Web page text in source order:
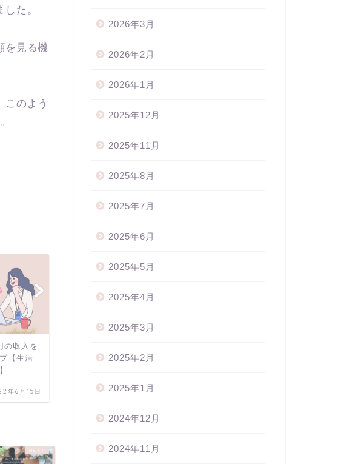
た。
を見る機
のよう
の収入を
【生活
年6月15日
リボン資格・リボン販売
ボンリース
大人のクリスマス
2022年12月3日
2026年3月
2026年2月
2026年1月
2025年12月
2025年11月
2025年8月
2025年7月
2025年6月
2025年5月
2025年4月
2025年3月
2025年2月
2025年1月
2024年12月
2024年11月